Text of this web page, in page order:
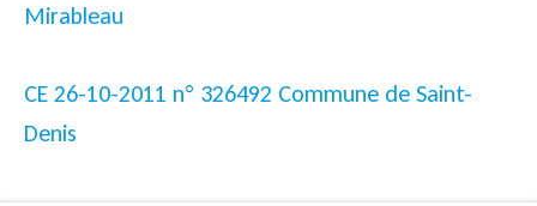
Mirableau
CE 26-10-2011 n° 326492 Commune de Saint-
Denis